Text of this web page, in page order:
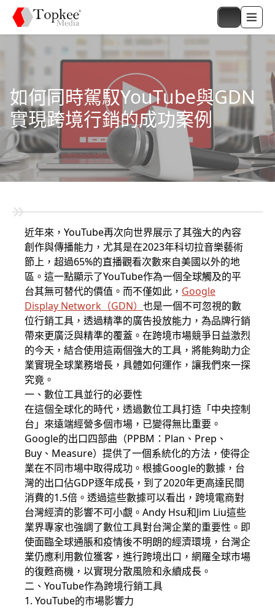
如何同時駕馭YouTube與GDN
實現跨境行銷的成功案例
近年來，YouTube再次向世界展示了其強大的內容
創作與傳播能力，尤其是在2023年科切拉音樂藝術
節上，超過65%的直播觀看次數來自美國以外的地
區。這一點顯示了YouTube作為一個全球觸及的平
台其無可替代的價值。而不僅如此， Google
Display Network（GDN） 也是一個不可忽視的數
位行銷工具，透過精準的廣告投放能力，為品牌行銷
帶來更廣泛與精準的覆蓋。在跨境市場競爭日益激烈
的今天，結合使用這兩個強大的工具，將能夠助力企
業實現全球業務增長，具體如何運作，讓我們來一探
究竟。
一、數位工具並行的必要性
在這個全球化的時代，透過數位工具打造「中央控制
台」來遠端經營多個市場，已變得無比重要。
Google的出口四部曲（PPBM：Plan、Prep、
Buy、Measure）提供了一個系統化的方法，使得企
業在不同市場中取得成功。根據Google的數據，台
灣的出口佔GDP逐年成長，到了2020年更高達民間
消費的1.5倍。透過這些數據可以看出，跨境電商對
台灣經濟的影響不可小覷。Andy Hsu和Jim Liu這些
業界專家也強調了數位工具對台灣企業的重要性。即
使面臨全球通脹和疫情後不明朗的經濟環境，台灣企
業仍應利用數位獲客，進行跨境出口，網羅全球市場
的復甦商機，以實現分散風險和永續成長。
二、YouTube作為跨境行銷工具
1. YouTube的市場影響力